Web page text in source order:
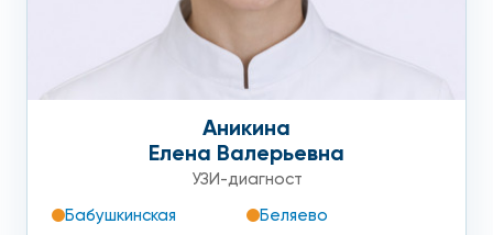
Аникина
Елена Валерьевна
УЗИ-диагност
Бабушкинская
Беляево